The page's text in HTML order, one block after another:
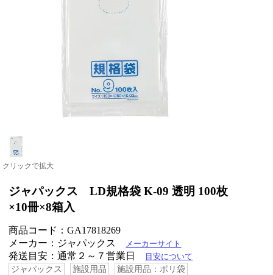
クリックで拡大
ジャパックス LD規格袋 K-09 透明 100枚
×10冊×8箱入
商品コード：GA17818269
メーカー：ジャパックス
メーカーサイト
発送目安：通常２～７営業日 目安について
ジャパックス 施設用品 施設用品：ポリ袋